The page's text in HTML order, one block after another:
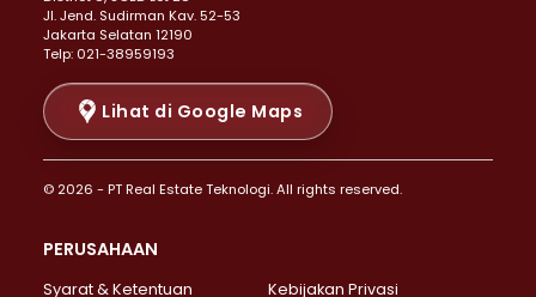
Properti Dijual di Senen >
Properti Dijual di Tanah Abang >
Properti Dijual di Cikini >
Properti Dijual di Kramat >
Properti Dijual di Pasar Baru >
Properti Dijual di Bendungan Hilir >
Properti Dijual di Jakarta Selatan >
Properti Dijual di Lebak Bulus >
Properti Dijual di Gandaria Selatan >
JI. Jend. Sudirman Kav. 52-53
Jakarta Selatan 12190
Telp: 021-38959193
Lihat di Google Maps
© 2026 - PT Real Estate Teknologi. All rights reserved.
PERUSAHAAN
Syarat & Ketentuan
Kebijakan Privasi